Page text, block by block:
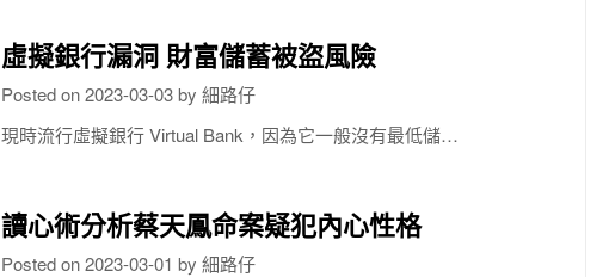
虛擬銀行漏洞 財富儲蓄被盜風險
Posted on2023-03-03by 細路仔
現時流行虛擬銀行 Virtual Bank，因為它一般沒有最低儲…
讀心術分析蔡天鳳命案疑犯內心性格
Posted on2023-03-01 by 細路仔